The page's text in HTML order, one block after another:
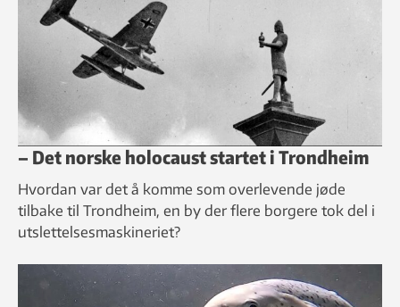
– Det norske holocaust startet i Trondheim
Hvordan var det å komme som overlevende jøde
tilbake til Trondheim, en by der flere borgere tok del i
utslettelsesmaskineriet?